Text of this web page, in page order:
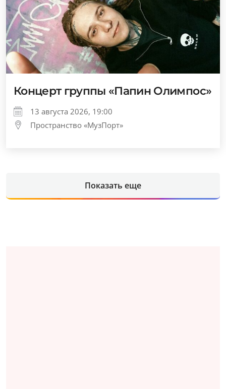
Концерт группы «Папин Олимпос»
13 августа 2026, 19:00
Пространство «МузПорт»
Показать еще